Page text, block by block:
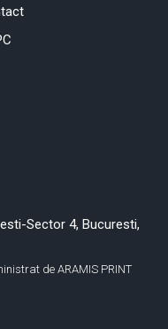
Sector 4, Bucuresti,
de ARAMIS PRINT